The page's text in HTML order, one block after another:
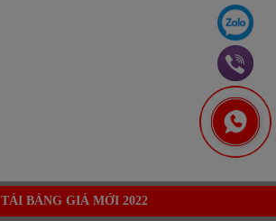
TẢI BẢNG GIÁ MỚI 2022